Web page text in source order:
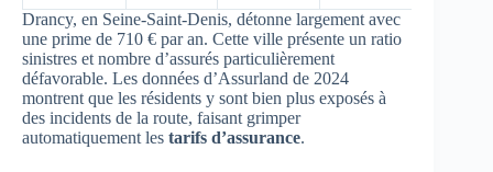
Drancy, en Seine-Saint-Denis, détonne largement avec
une prime de 710 € par an. Cette ville présente un ratio
sinistres et nombre d’assurés particulièrement
défavorable. Les données d’Assurland de 2024
montrent que les résidents y sont bien plus exposés à
des incidents de la route, faisant grimper
automatiquement les tarifs d’assurance.